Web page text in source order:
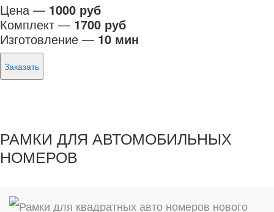
Цена — 1000 руб
Комплект — 1700 руб
Изготовление — 10 мин
Заказать
РАМКИ ДЛЯ АВТОМОБИЛЬНЫХ
НОМЕРОВ